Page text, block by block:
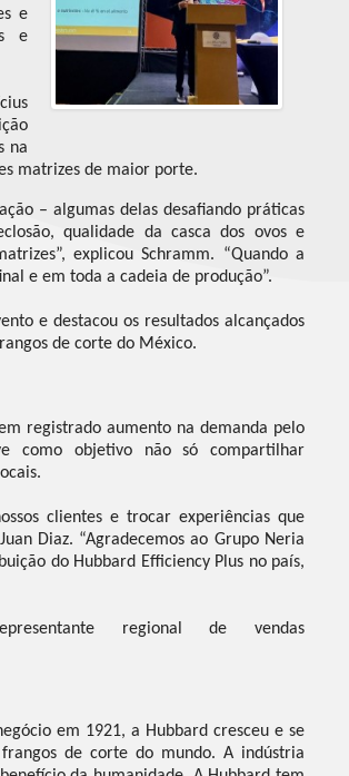
e
e
na
matrizes de maior porte.
– algumas delas desafiando práticas
qualidade da casca dos ovos e
explicou Schramm. “Quando a
e em toda a cadeia de produção”.
e destacou os resultados alcançados
de corte do México.
registrado aumento na demanda pelo
como objetivo não só compartilhar
clientes e trocar experiências que
Diaz. “Agradecemos ao Grupo Neria
do Hubbard Efficiency Plus no país,
regional de vendas
em 1921, a Hubbard cresceu e se
de corte do mundo. A indústria